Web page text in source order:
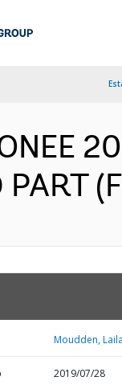
PART
Moudden,
2019/07/28